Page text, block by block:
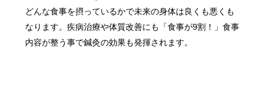
どんな食事を摂っているかで未来の身体は良くも悪くも
なります。疾病治療や体質改善にも「食事が9割！」食事
内容が整う事で鍼灸の効果も発揮されます。